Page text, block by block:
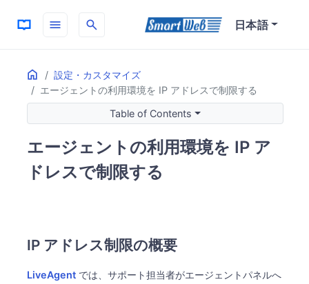
menu search 日本語
Home
設定・カスタマイズ
エージェントの利用環境を IP アドレスで制限する
ON THIS PAGE
IP アドレス制限の概要
IP アドレス制限の設定方法
IP アドレス指定のオプション
IP アドレス制限違反時の動作
Table of Contents
エージェントの利用環境を IP ア
ドレスで制限する
IP アドレス制限の概要
LiveAgent では、サポート担当者がエージェントパネルへ